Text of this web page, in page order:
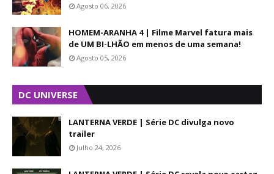
Agosto 06, 2026
HOMEM-ARANHA 4 | Filme Marvel fatura mais
de UM BI-LHÃO em menos de uma semana!
Agosto 05, 2026
DC UNIVERSE
LANTERNA VERDE | Série DC divulga novo
trailer
Julho 24, 2026